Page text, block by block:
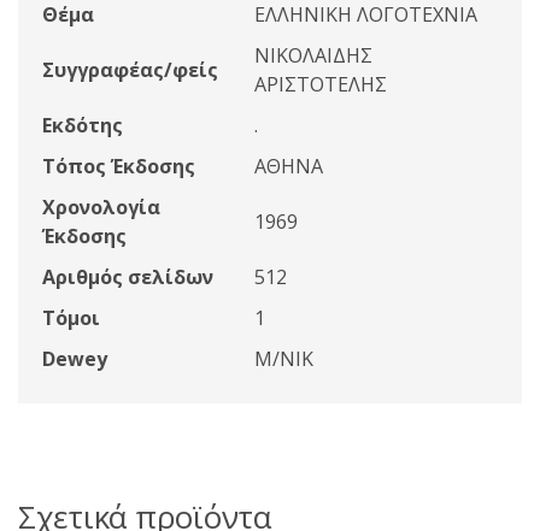
Θέμα
ΕΛΛΗΝΙΚΗ ΛΟΓΟΤΕΧΝΙΑ
Συγγραφέας/φείς
ΝΙΚΟΛΑΙΔΗΣ
ΑΡΙΣΤΟΤΕΛΗΣ
Εκδότης
.
Τόπος Έκδοσης
ΑΘΗΝΑ
Χρονολογία
Έκδοσης
1969
Αριθμός σελίδων
512
Τόμοι
1
Dewey
Μ/ΝΙΚ
Σχετικά προϊόντα